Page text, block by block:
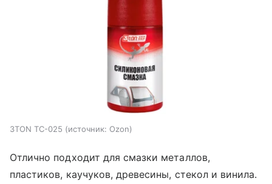
3TON ТС-025 источник: Ozon
Отлично подходит для смазки металлов,
пластиков, каучуков, древесины, стекол и винила.